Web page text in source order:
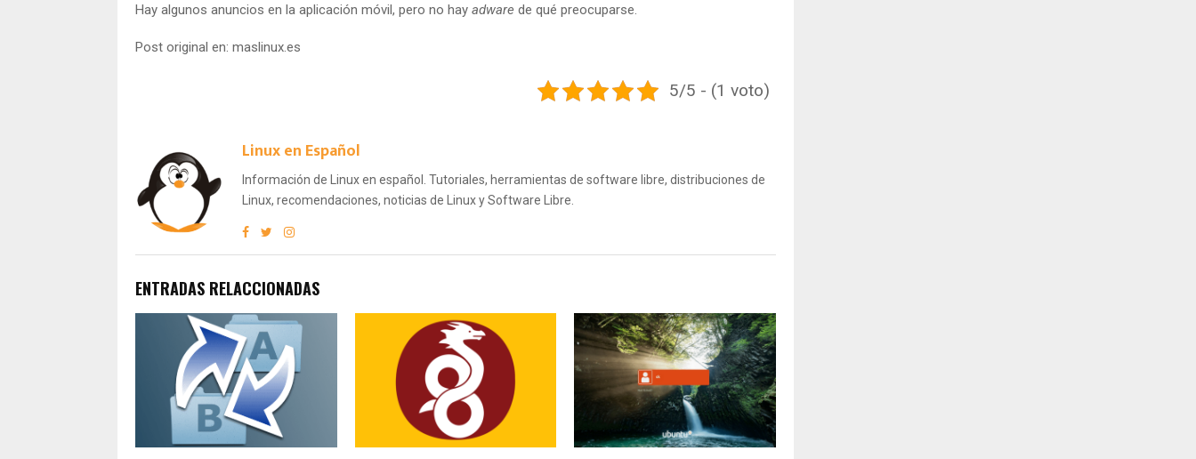
Hay algunos anuncios en la aplicación móvil, pero no hay adware de qué preocuparse.
Post original en: maslinux.es
5/5 - (1 voto)
Linux en Español
Información de Linux en español. Tutoriales, herramientas de software libre, distribuciones de
Linux, recomendaciones, noticias de Linux y Software Libre.
ENTRADAS RELACCIONADAS